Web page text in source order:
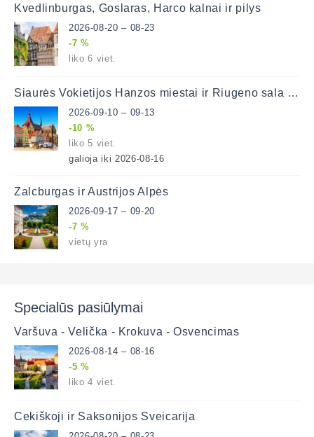
Kvedlinburgas, Goslaras, Harco kalnai ir pilys
2026-08-20 – 08-23
-7 %
liko 6 viet.
Šiaurės Vokietijos Hanzos miestai ir Riugeno sala 4 d.
2026-09-10 – 09-13
-10 %
liko 5 viet.
galioja iki 2026-08-16
Zalcburgas ir Austrijos Alpės
2026-09-17 – 09-20
-7 %
vietų yra
Specialūs pasiūlymai
Varšuva - Velička - Krokuva - Osvencimas
2026-08-14 – 08-16
-5 %
liko 4 viet.
Čekiškoji ir Saksonijos Šveicarija